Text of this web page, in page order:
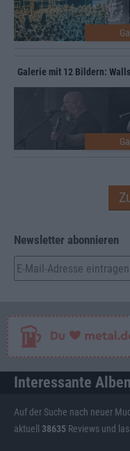
Galerie mit 12 Bildern:
Newsletter abonnieren
Interessante
Auf der Suche nach neuer
aktuell 38635 Reviews und